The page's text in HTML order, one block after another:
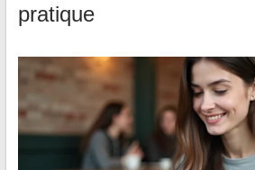
pratique